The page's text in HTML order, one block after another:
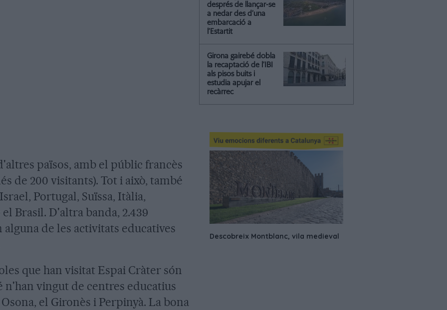
països, amb el públic francès
de 200 visitants). Tot i això, també
Portugal, Suïssa, Itàlia,
Brasil. D'altra banda, 2.439
de les activitats educatives
que han visitat Espai Cràter són
n'han vingut de centres educatius
el Gironès i Perpinyà. La bona
després de llançar-se
a nedar des d’una
embarcació a
l’Estartit
Girona gairebé dobla
la recaptació de l’IBI
als pisos buits i
estudia apujar el
recàrrec